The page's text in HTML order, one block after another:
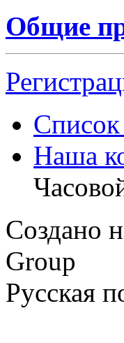
Общие
Наша
Создано
Group
Русская